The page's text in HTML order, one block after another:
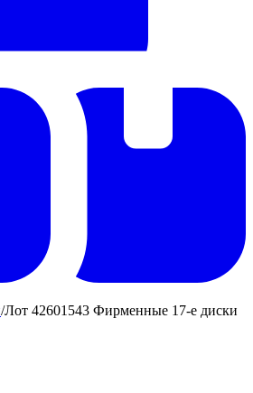
/Лот 42601543 Фирменные 17-е диски